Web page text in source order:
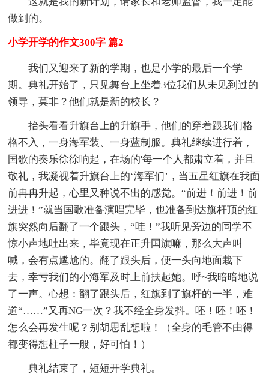
做到的。
小学开学的作文300字 篇2
我们又迎来了新的学期，也是小学的最后一个学
期。典礼开始了，只见舞台上坐着3位我们从未见到过的
领导，莫非？他们就是新的校长？
抬头看看升旗台上的升旗手，他们的穿着跟我们格
格不入，一身海军装、一身蓝制服。典礼继续进行着，
国歌的奏乐徐徐响起，在场的'每一个人都肃立着，并且
敬礼，我凝视着升旗台上的‘海军们’，当五星红旗在我面
前冉冉升起，心里又种说不出的感觉。“前进！前进！前
进进！”就当国歌准备演唱完毕，也准备到达旗杆顶的红
旗突然向后翻了一个跟头，“哇！”我听见旁边的同学不
惊小声地吐出来，毕竟现在正升国旗嘛，那么大声叫
喊，会有点尴尬的。翻了跟头后，便一头向地面栽下
去，幸亏我们的小海军及时上前扶起她。呼~我暗暗地说
了一声。心想：翻了跟头后，红旗到了旗杆的一半，难
道“……”又再NG一次？我不经全身发抖。呸！呸！呸！
怎么会再发生呢？别胡思乱想啦！（全身的毛管不由得
都变得想柱子一般，好可怕！）
典礼结束了，短短开学典礼。